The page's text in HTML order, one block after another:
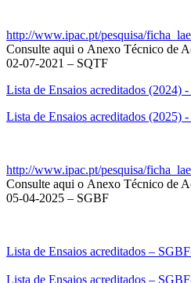
http://www.ipac.pt/pesquisa/
Consulte aqui o Anexo Técnico de
02-07-2021 – SQTF
Lista de Ensaios acreditados (2024)
Lista de Ensaios acreditados (2025)
http://www.ipac.pt/pesquisa/
Consulte aqui o Anexo Técnico de
05-04-2025 – SGBF
Lista de Ensaios acreditados –
Lista de Ensaios acreditados –